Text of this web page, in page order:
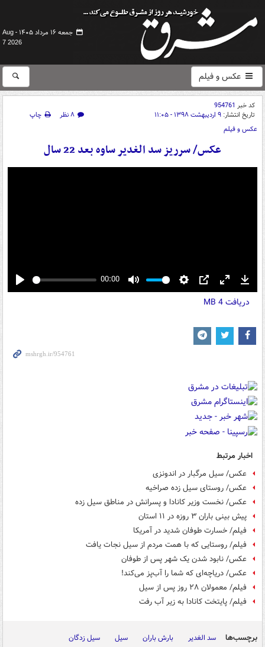
جمعه ۱۶ مرداد ۱۴۰۵ -
Aug
7 2026
عکس و فیلم
کد خبر 954761
تاریخ انتشار: ۹ اردیبهشت ۱۳۹۸ - ۱۱:۰۵ ۸ نظر
چاپ
عکس و فیلم
عکس/ سرریز سد الغدیر ساوه بعد 22 سال
Play
00:00
Mute Settings
PIP Enter
fullscreen
دریافت4 MB
اخبار مرتبط
عکس/ سیل مرگبار در اندونزی
عکس/ روستای سیل زده صراخیه
عکس/ نخست وزیر کانادا و پسرانش در مناطق سیل زده
پیش بینی باران ۳ روزه در ۱۱ استان
فیلم/ خسارت طوفان شدید در آمریکا
فیلم/ روستایی که با همت مردم از سیل نجات یافت
عکس/ نابود شدن یک شهر پس از طوفان
عکس/ دریاچه‌ای که شما را آب‌پز می‌کند!
فیلم/ معمولان ۲۸ روز پس از سیل
فیلم/ پایتخت کانادا به زیر آب رفت
برچسب‌ها سد الغدیر بارش باران سیل سیل زدگان